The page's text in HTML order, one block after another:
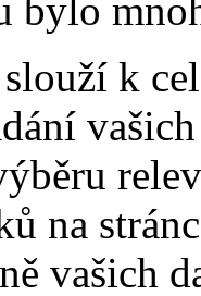
bylo
k
na
vašich